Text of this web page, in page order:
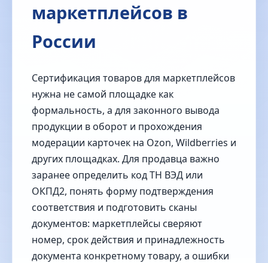
маркетплейсов в
России
Сертификация товаров для маркетплейсов
нужна не самой площадке как
формальность, а для законного вывода
продукции в оборот и прохождения
модерации карточек на Ozon, Wildberries и
других площадках. Для продавца важно
заранее определить код ТН ВЭД или
ОКПД2, понять форму подтверждения
соответствия и подготовить сканы
документов: маркетплейсы сверяют
номер, срок действия и принадлежность
документа конкретному товару, а ошибки